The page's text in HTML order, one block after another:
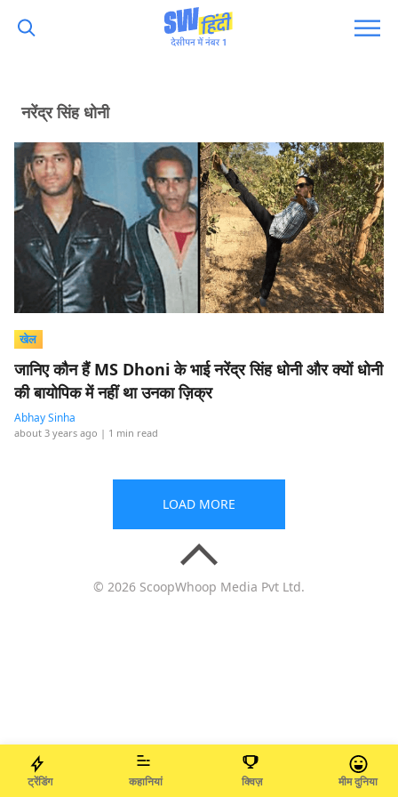
नरेंद्र सिंह धोनी
खेल
जानिए कौन हैं MS Dhoni के भाई नरेंद्र सिंह धोनी और क्यों धोनी
की बायोपिक में नहीं था उनका ज़िक्र
Abhay Sinha
about 3 years ago | 1 min read
LOAD MORE
© 2026 ScoopWhoop Media Pvt Ltd.
ट्रेंडिंग कहानियां क्विज़ मीम दुनिया